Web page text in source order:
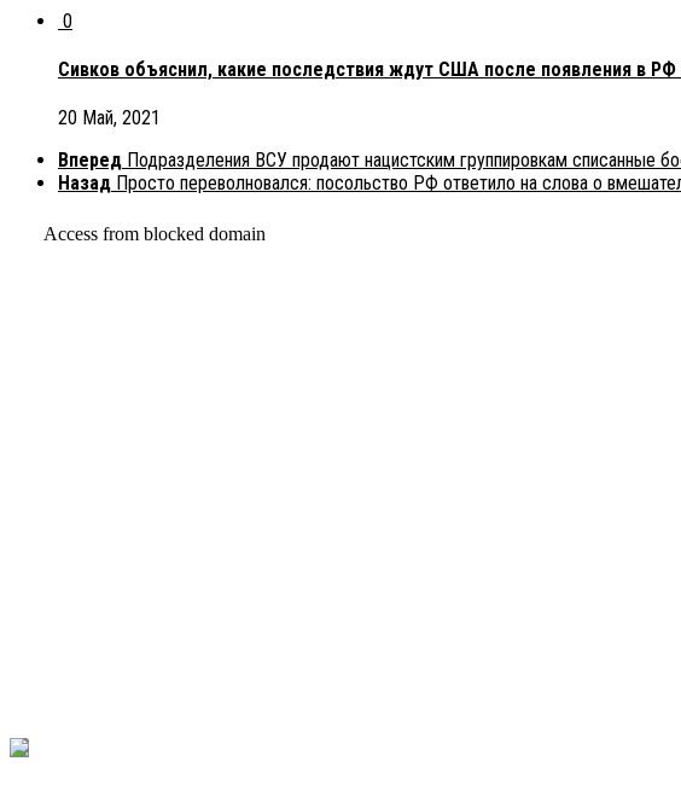
0
Сивков объяснил, какие последствия ждут США после появления в РФ
20 Май, 2021
Вперед Подразделения ВСУ продают нацистским группировкам списанные
Назад Просто переволновался: посольство РФ ответило на слова о